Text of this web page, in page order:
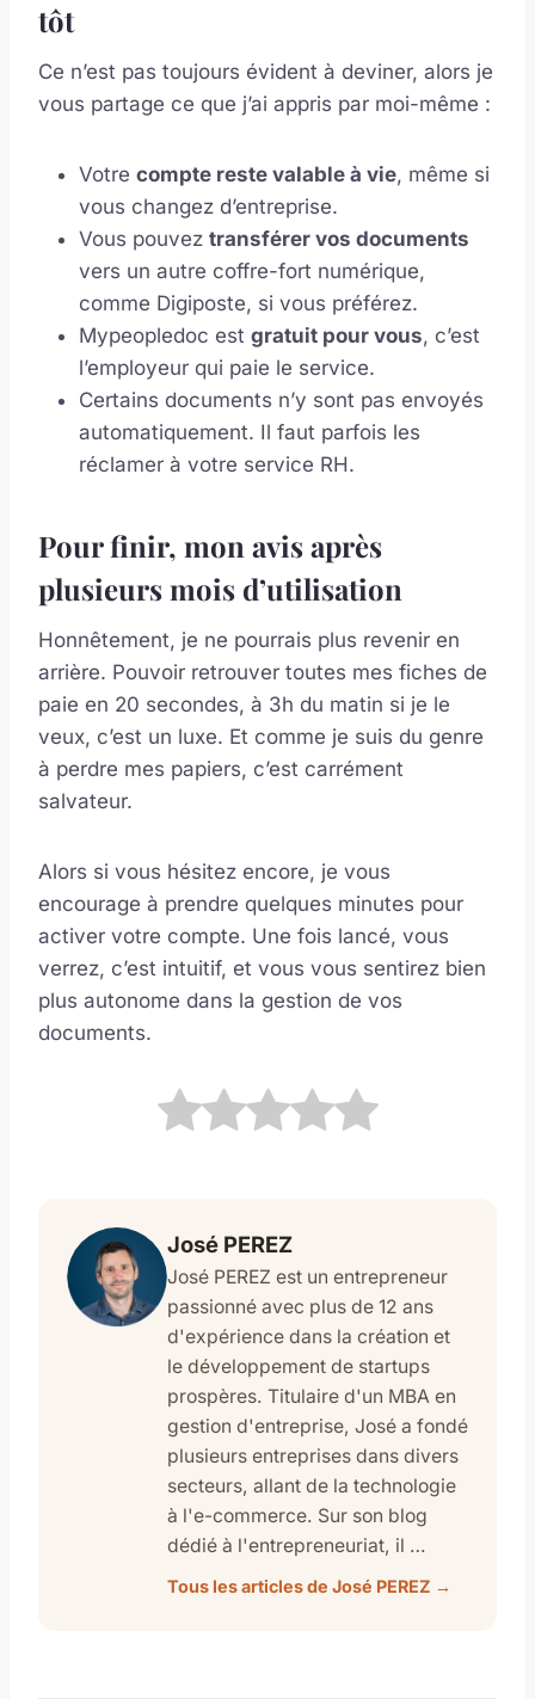
tôt
Ce n’est pas toujours évident à deviner, alors je
vous partage ce que j’ai appris par moi-même :
Votre compte reste valable à vie, même si
vous changez d’entreprise.
Vous pouvez transférer vos documents
vers un autre coffre-fort numérique,
comme Digiposte, si vous préférez.
Mypeopledoc est gratuit pour vous, c’est
l’employeur qui paie le service.
Certains documents n’y sont pas envoyés
automatiquement. Il faut parfois les
réclamer à votre service RH.
Pour finir, mon avis après
plusieurs mois d’utilisation
Honnêtement, je ne pourrais plus revenir en
arrière. Pouvoir retrouver toutes mes fiches de
paie en 20 secondes, à 3h du matin si je le
veux, c’est un luxe. Et comme je suis du genre
à perdre mes papiers, c’est carrément
salvateur.
Alors si vous hésitez encore, je vous
encourage à prendre quelques minutes pour
activer votre compte. Une fois lancé, vous
verrez, c’est intuitif, et vous vous sentirez bien
plus autonome dans la gestion de vos
documents.
José PEREZ
José PEREZ est un entrepreneur
passionné avec plus de 12 ans
d'expérience dans la création et
le développement de startups
prospères. Titulaire d'un MBA en
gestion d'entreprise, José a fondé
plusieurs entreprises dans divers
secteurs, allant de la technologie
à l'e-commerce. Sur son blog
dédié à l'entrepreneuriat, il …
Tous les articles de José PEREZ →